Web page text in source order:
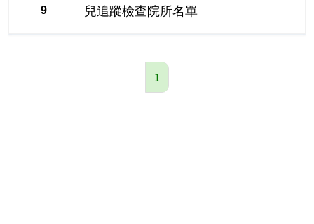
兒追蹤檢查院所名單
9
1